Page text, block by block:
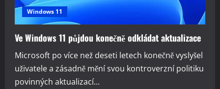
Windows 11
Ve Windows 11 půjdou konečně odkládat aktualizace
Microsoft po více než deseti letech konečně vyslyšel
uživatele a zásadně mění svou kontroverzní politiku
povinných aktualizací...